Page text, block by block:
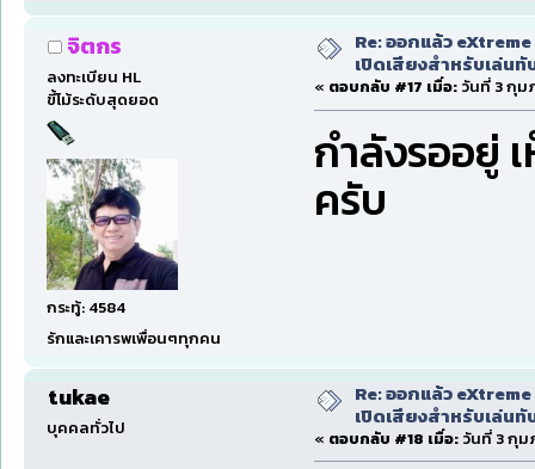
จิตกร
ลงทะเบียน HL
ขี้โม้ระดับสุดยอด
กระทู้: 4584
รักและเคารพเพื่อนๆทุกคน
Re: ออกแล้ว
เปิดเสียงสำหรับเล่น
« ตอบกลับ #17 เมื่อ: วันที่ 3 กุม
กำลังรออยู่
ครับ
tukae
บุคคลทั่วไป
Re: ออกแล้ว
เปิดเสียงสำหรับเล่น
« ตอบกลับ #18 เมื่อ: วันที่ 3 กุม